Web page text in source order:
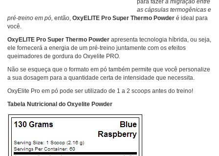
as cápsulas termogênicas e
pré-treino em pó, então, OxyELITE Pro Super Thermo Powder é ideal para
você.
OxyELITE Pro Super Thermo Powder apresenta tecnologia híbrida, ou seja,
ele fornecerá a energia de um pré-treino juntamente com os efeitos
queimadores de gordura do Oxyelite PRO
Não se esqueça que o formato em pó também permite que você personalize
a sua dosagem para a quantidade certa de intensidade que necessita.
OxyElite Pro em pó pode ser utilizado de 1 a 2 scoops antes do treino!
Tabela Nutricional do Oxyelite Powder